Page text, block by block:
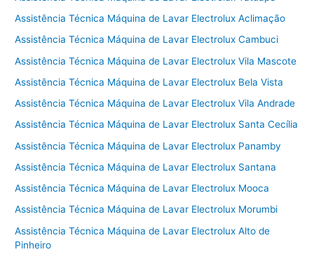
Assistência Técnica Máquina de Lavar Electrolux Aclimação
Assistência Técnica Máquina de Lavar Electrolux Cambuci
Assistência Técnica Máquina de Lavar Electrolux Vila Mascote
Assistência Técnica Máquina de Lavar Electrolux Bela Vista
Assistência Técnica Máquina de Lavar Electrolux Vila Andrade
Assistência Técnica Máquina de Lavar Electrolux Santa Cecília
Assistência Técnica Máquina de Lavar Electrolux Panamby
Assistência Técnica Máquina de Lavar Electrolux Santana
Assistência Técnica Máquina de Lavar Electrolux Mooca
Assistência Técnica Máquina de Lavar Electrolux Morumbi
Assistência Técnica Máquina de Lavar Electrolux Alto de
Pinheiro